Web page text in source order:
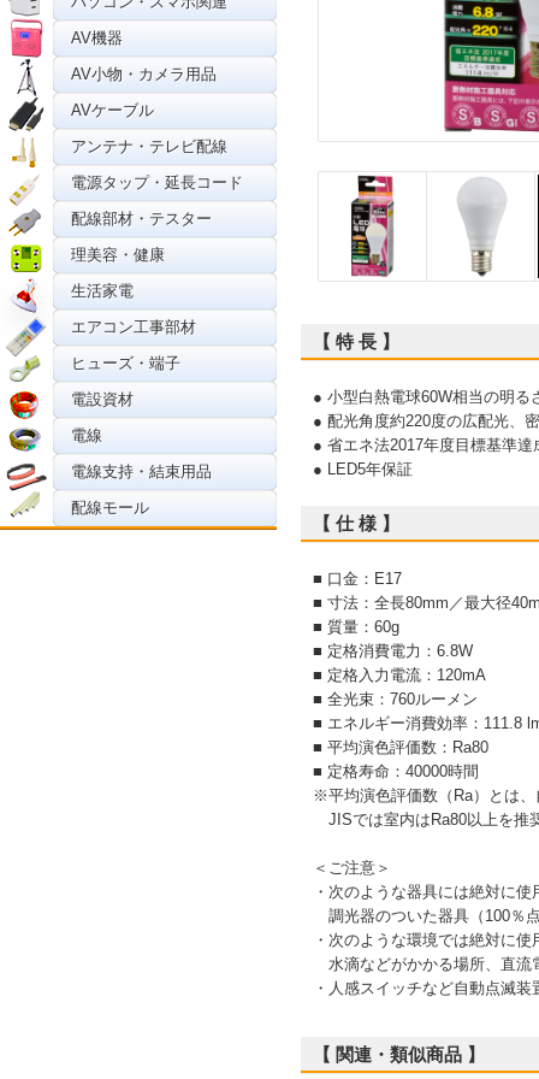
AV機器
AV小物・カメラ用品
AVケーブル
アンテナ・テレビ配線
電源タップ・延長コード
配線部材・テスター
理美容・健康
生活家電
エアコン工事部材
ヒューズ・端子
電設資材
電線
電線支持・結束用品
配線モール
【 特 長 】
● 小型白熱電球60W相当の明る
● 配光角度約220度の広配光、
● 省エネ法2017年度目標基準達
● LED5年保証
【 仕 様 】
■ 口金：E17
■ 寸法：全長80mm／最大径
■ 質量：60g
■ 定格消費電力：6.8W
■ 定格入力電流：120mA
■ 全光束：760ルーメン
■ エネルギー消費効率：111.8
■ 平均演色評価数：Ra80
■ 定格寿命：40000時間
※平均演色評価数（Ra）とは
JISでは室内はRa80以上を推
＜ご注意＞
・次のような器具には絶対に使
調光器のついた器具（100％
・次のような環境では絶対に使
水滴などがかかる場所、直流
・人感スイッチなど自動点滅
【 関連・類似商品 】